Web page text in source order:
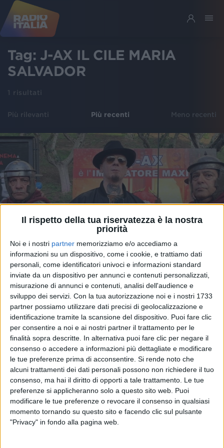
Il rispetto della tua riservatezza è la nostra
priorità
Noi e i nostri partner memorizziamo e/o accediamo a
informazioni su un dispositivo, come i cookie, e trattiamo dati
personali, come identificatori univoci e informazioni standard
inviate da un dispositivo per annunci e contenuti personalizzati,
misurazione di annunci e contenuti, analisi dell'audience e
sviluppo dei servizi. Con la tua autorizzazione noi e i nostri 1733
partner possiamo utilizzare dati precisi di geolocalizzazione e
identificazione tramite la scansione del dispositivo. Puoi fare clic
per consentire a noi e ai nostri partner il trattamento per le
finalità sopra descritte. In alternativa puoi fare clic per negare il
consenso o accedere a informazioni più dettagliate e modificare
le tue preferenze prima di acconsentire. Si rende noto che
alcuni trattamenti dei dati personali possono non richiedere il tuo
consenso, ma hai il diritto di opporti a tale trattamento. Le tue
preferenze si applicheranno solo a questo sito web. Puoi
modificare le tue preferenze o revocare il consenso in qualsiasi
momento tornando su questo sito e facendo clic sul pulsante
"Privacy" in fondo alla pagina web.
Tag: J-AX IL CILE MARIA
SALVADOR
1 risultati
Più rilevanti Più recenti Meno recenti
NEWS 29 dic 2019
J-Ax: nel nuovo album “ReAle” c'è anche Il
Cile
Il rapper: “Squadra che vince non si cambia”
Chi siamo Contattaci